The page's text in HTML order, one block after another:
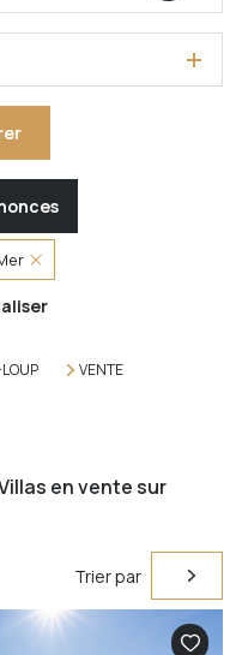
VENTE
en vente sur
Trier par